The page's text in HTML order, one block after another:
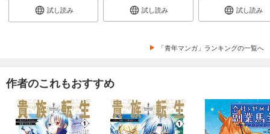
試し読み
試し読み
あらすじを表示する
試し読み 試し読み 試し読み
「青年マンガ」ランキングの一覧へ
作者のこれもおすすめ